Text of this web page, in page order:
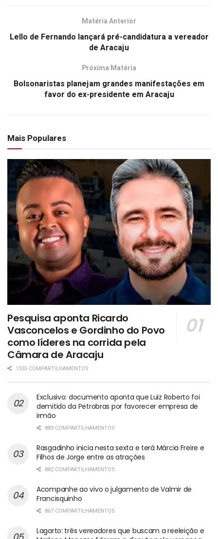
Matéria Anterior
Lello de Fernando lançará pré-candidatura a vereador
de Aracaju
Próxima Matéria
Bolsonaristas planejam grandes manifestações em
favor do ex-presidente em Aracaju
Mais Populares
Pesquisa aponta Ricardo
Vasconcelos e Gordinho do Povo
como líderes na corrida pela
Câmara de Aracaju
1335 COMPARTILHAMENTOS
Exclusivo: documento aponta que Luiz Roberto foi
demitido da Petrobras por favorecer empresa de
irmão
883 COMPARTILHAMENTOS
Rasgadinho inicia nesta sexta e terá Márcia Freire e
Filhos de Jorge entre as atrações
882 COMPARTILHAMENTOS
Acompanhe ao vivo o julgamento de Valmir de
Francisquinho
867 COMPARTILHAMENTOS
Lagarto: três vereadores que buscam a reeleição e